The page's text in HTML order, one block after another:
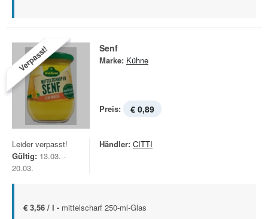
Verpasst! Senf
Marke: Kühne
Preis: € 0,89
Leider verpasst!
Gültig: 13.03. -
20.03.
Händler: CITTI
€ 3,56 / l - mittelscharf 250-ml-Glas